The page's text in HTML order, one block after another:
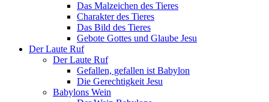
Das Malzeichen des Tieres
Charakter des Tieres
Das Bild des Tieres
Gebote Gottes und Glaube Jesu
Der Laute Ruf
Der Laute Ruf
Gefallen, gefallen ist Babylon
Die Gerechtigkeit Jesu
Babylons Wein